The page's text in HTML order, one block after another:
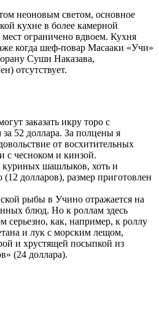
неоновым светом, основное
кухне в более камерной
мест ограничено вдвоем. Кухня
когда шеф-повар Масааки «Учи»
Суши Наказава,
отсутствует.
заказать икру торо с
52 доллара. За полцены я
от восхитительных
с чесноком и кинзой.
шашлыков, хоть и
долларов), размер приготовлен
рыбы в Учино отражается на
блюд. Но к роллам здесь
серьезно, как, например, к роллу
и лук с морским лещом,
и хрустящей посыпкой из
(24 доллара).